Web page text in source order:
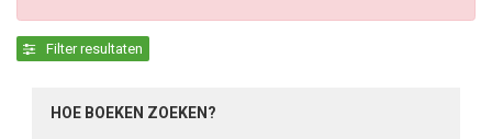
Filter resultaten
HOE BOEKEN ZOEKEN?